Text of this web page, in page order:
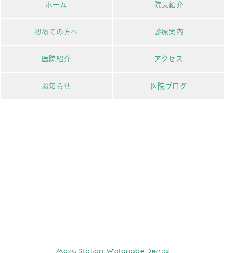
ホーム 院長紹介
初めての方へ 診療案内
医院紹介 アクセス
お知らせ 医院ブログ